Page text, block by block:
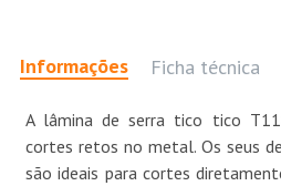
Informações Ficha técnica
A lâmina de serra tico tico
cortes retos no metal. Os seus
são ideais para cortes